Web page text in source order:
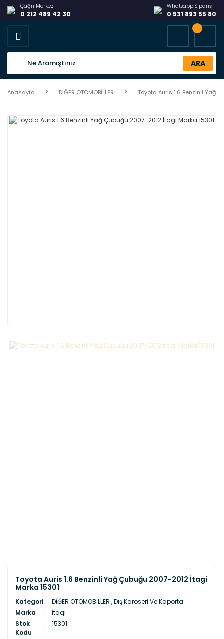
Çağrı Merkezi
0 212 489 42 30
Whatsapp Sipariş
0 531 893 55 80
ARA
Anasayfa DİĞER OTOMOBİLLER Toyota Auris 1.6 Benzinli Yağ
Toyota Auris 1.6 Benzinli Yağ Çubuğu 2007-2012 İtagi
Marka 15301
Kategori DİĞER OTOMOBİLLER ,Dış Karoseri Ve Kaporta
Marka
İtaqi
Stok
Kodu
15301.